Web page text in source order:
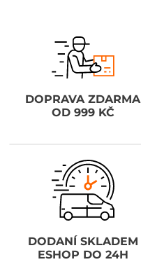
DOPRAVA ZDARMA
OD 999 KČ
DODANÍ SKLADEM
ESHOP DO 24H